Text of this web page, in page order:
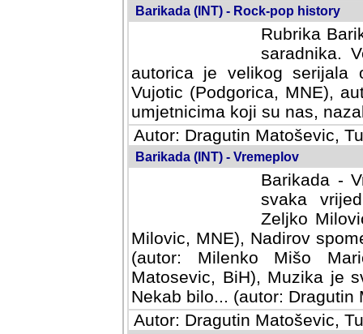
Barikada (INT) - Rock-pop history
Rubrika
saradnika.
autorica je velikog serijala
Vujotic (Podgorica, MNE),
umjetnicima koji su nas,
Autor: Dragutin Matoševic,
Barikada (INT) - Vremeplov
Barikada -
svaka
Milovic,
MNE), Nadirov spomenar
Milenko Mišo Maric, UK),
Muzika je svirala (autor:
(autor: Dragutin Matosevic,
Autor: Dragutin Matoševic,